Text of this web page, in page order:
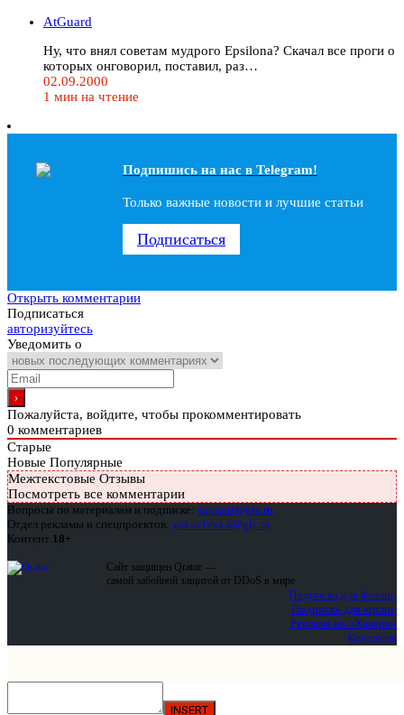
AtGuard
Ну, что внял советам мудрого Epsilona? Скачал все проги о
которых онговорил, поставил, раз…
02.09.2000
1 мин на чтение
Подпишись на наc в Telegram!
Только важные новости и лучшие статьи
Подписаться
Открыть комментарии
Подписаться
авторизуйтесь
Уведомить о
Пожалуйста, войдите, чтобы прокомментировать
0 комментариев
Старые
Новые Популярные
Межтекстовые Отзывы
Посмотреть все комментарии
Вопросы по материалам и подписке: support@glc.ru
Отдел рекламы и спецпроектов: yakovleva.a@glc.ru
Контент 18+
Сайт защищен Qrator —
самой забойной защитой от DDoS в мире
Подписка для физлиц
Подписка для юрлиц
Реклама на «Хакере»
Контакты
INSERT